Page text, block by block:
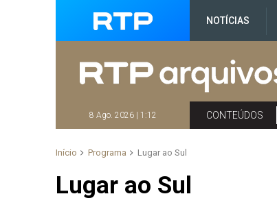
NOTÍCIAS
8 Ago. 2026 | 1:12 CONTEÚDOS
Início Programa Lugar ao Sul
Lugar ao Sul